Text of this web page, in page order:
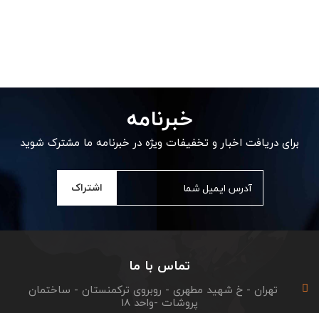
خبرنامه
برای دریافت اخبار و تخفیفات ویژه در خبرنامه ما مشترک شوید
اشتراک
تماس با ما
تهران - خ شهید مطهری - روبروی ترکمنستان - ساختمان
پروشات -واحد 18